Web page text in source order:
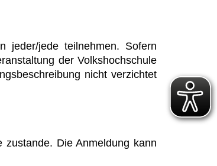
jeder/jede teilnehmen. Sofern
der Volkshochschule
nicht verzichtet
Die Anmeldung kann